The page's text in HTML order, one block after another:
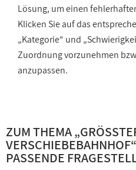
Lösung, um einen
Klicken Sie auf das
„Kategorie“ und
Zuordnung vorzunehmen
anzupassen.
ZUM THEMA „
ERSCHIEBEBAHNHOF
PASSENDE